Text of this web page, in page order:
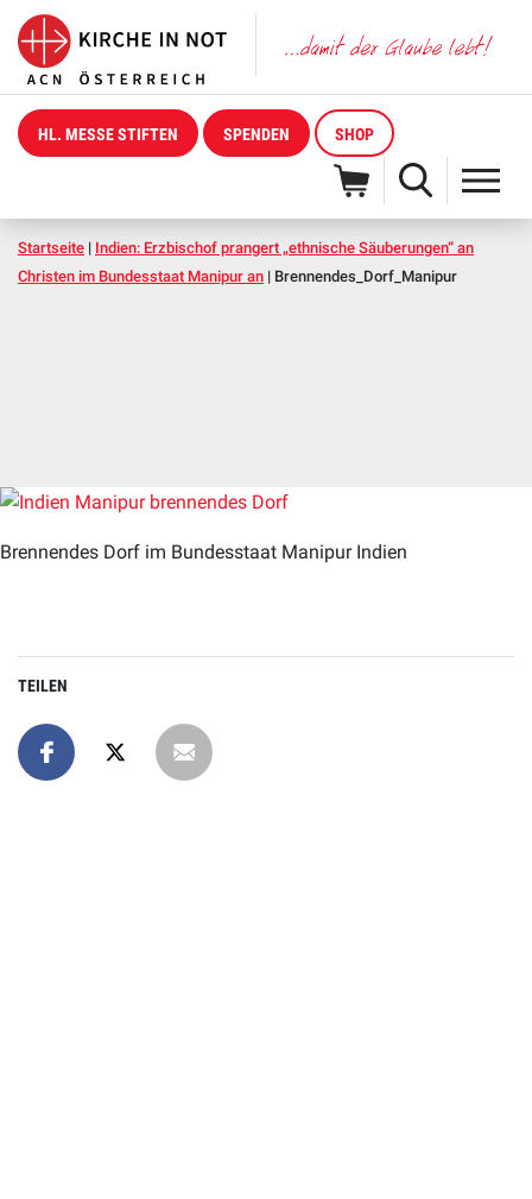
HL. MESSE STIFTEN SPENDEN SHOP
Startseite | Indien: Erzbischof prangert „ethnische Säuberungen“ an
Christen im Bundesstaat Manipur an | Brennendes_Dorf_Manipur
Brennendes Dorf im Bundesstaat Manipur Indien
TEILEN